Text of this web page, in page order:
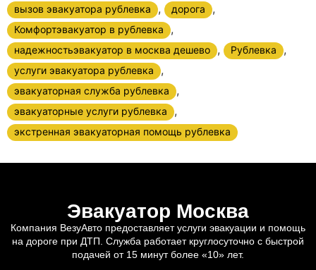
вызов эвакуатора рублевка , дорога ,
Комфортэвакуатор в рублевка ,
надежностьэвакуатор в москва дешево , Рублевка ,
услуги эвакуатора рублевка ,
эвакуаторная служба рублевка ,
эвакуаторные услуги рублевка ,
экстренная эвакуаторная помощь рублевка
Эвакуатор Москва
Компания ВезуАвто предоставляет услуги эвакуации и помощь
на дороге при ДТП. Служба работает круглосуточно с быстрой
подачей от 15 минут более «10» лет.